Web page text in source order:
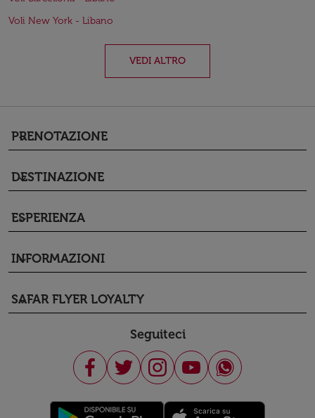
Voli New York - Libano
VEDI ALTRO
PRENOTAZIONE
keyboard_arrow_down
DESTINAZIONE
keyboard_arrow_down
ESPERIENZA
keyboard_arrow_down
INFORMAZIONI
keyboard_arrow_down
SAFAR FLYER LOYALTY
keyboard_arrow_down
Seguiteci